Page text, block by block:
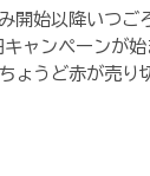
開始以降いつご
ャンペーンが
ょうど赤が売り